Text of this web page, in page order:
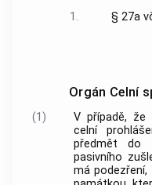
1.
§ 27a
Orgán Celní
(1)
V případě, že
celní
předmět do
pasivního
má